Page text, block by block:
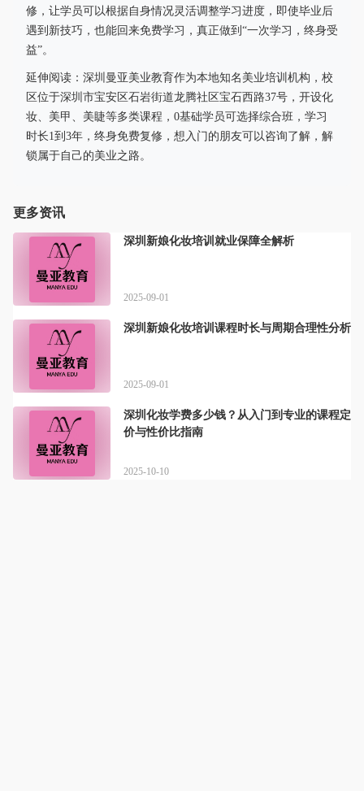
修，让学员可以根据自身情况灵活调整学习进度，即使毕业后
遇到新技巧，也能回来免费学习，真正做到“一次学习，终身受
益”。
延伸阅读：深圳曼亚美业教育作为本地知名美业培训机构，校
区位于深圳市宝安区石岩街道龙腾社区宝石西路37号，开设化
妆、美甲、美睫等多类课程，0基础学员可选择综合班，学习
时长1到3年，终身免费复修，想入门的朋友可以咨询了解，解
锁属于自己的美业之路。
更多资讯
深圳新娘化妆培训就业保障全解析
2025-09-01
深圳新娘化妆培训课程时长与周期合理性分析
2025-09-01
深圳化妆学费多少钱？从入门到专业的课程定
价与性价比指南
2025-10-10